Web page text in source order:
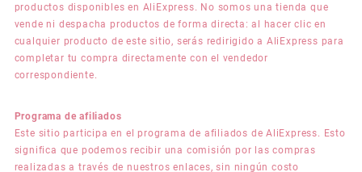
productos disponibles en AliExpress. No somos una tienda que
vende ni despacha productos de forma directa: al hacer clic en
cualquier producto de este sitio, serás redirigido a AliExpress para
completar tu compra directamente con el vendedor
correspondiente.
Programa de afiliados
Este sitio participa en el programa de afiliados de AliExpress. Esto
significa que podemos recibir una comisión por las compras
realizadas a través de nuestros enlaces, sin ningún costo